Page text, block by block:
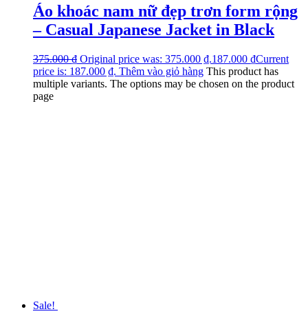
Áo khoác nam nữ đẹp trơn form rộng
– Casual Japanese Jacket in Black
375.000₫ Original price was: 375.000 ₫.187.000 ₫Current
price is: 187.000 ₫. Thêm vào giỏ hàng This product has
multiple variants. The options may be chosen on the product
page
Sale!